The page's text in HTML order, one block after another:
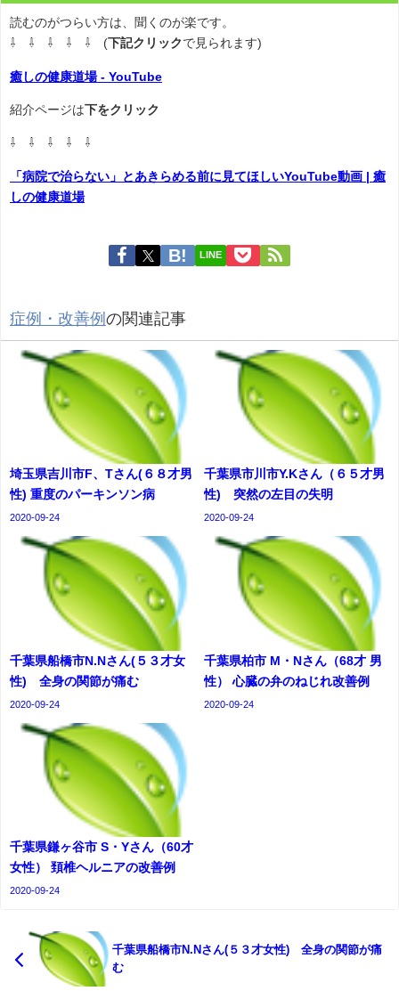
読むのがつらい方は、聞くのが楽です。
⇩ ⇩ ⇩ ⇩ ⇩ (下記クリックで見られます)
癒しの健康道場 - YouTube
紹介ページは下をクリック
⇩ ⇩ ⇩ ⇩ ⇩
「病院で治らない」とあきらめる前に見てほしいYouTube動画 | 癒
しの健康道場
LINE
症例・改善例 の関連記事
埼玉県吉川市F、Tさん(６８才男
性) 重度のパーキンソン病
2020-09-24
千葉県市川市Y.Kさん（６５才男
性) 突然の左目の失明
2020-09-24
千葉県船橋市N.Nさん(５３才女
性) 全身の関節が痛む
2020-09-24
千葉県柏市 M・Nさん（68才 男
性） 心臓の弁のねじれ改善例
2020-09-24
千葉県鎌ヶ谷市 S・Yさん（60才
女性） 頚椎ヘルニアの改善例
2020-09-24
千葉県船橋市N.Nさん(５３才女性) 全身の関節が痛
む